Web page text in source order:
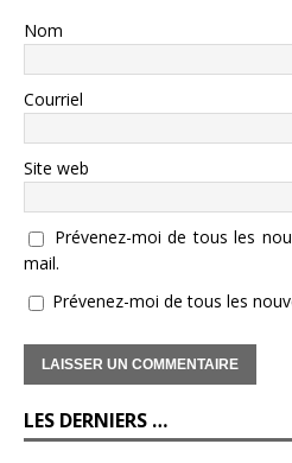
Nom
Courriel
Site web
Prévenez-moi de tous les
mail.
Prévenez-moi de tous les
LES DERNIERS …